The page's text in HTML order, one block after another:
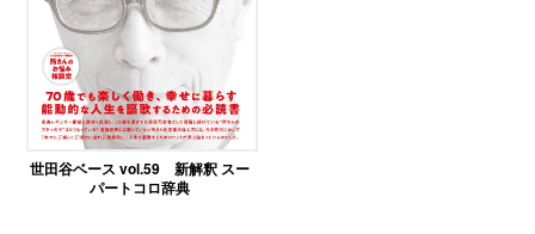
世田谷ベース vol.59 新解釈 スー
パートコロ辞典